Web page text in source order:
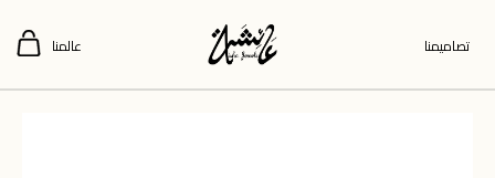
تصاميمنا عالمنا